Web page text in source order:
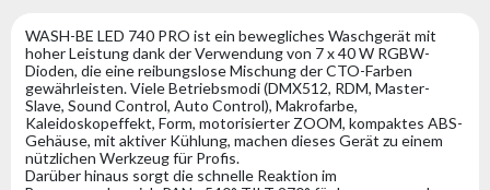
WASH-BE LED 740 PRO ist ein bewegliches Waschgerät mit
hoher Leistung dank der Verwendung von 7 x 40 W RGBW-
Dioden, die eine reibungslose Mischung der CTO-Farben
gewährleisten. Viele Betriebsmodi (DMX512, RDM, Master-
Slave, Sound Control, Auto Control), Makrofarbe,
Kaleidoskopeffekt, Form, motorisierter ZOOM, kompaktes ABS-
Gehäuse, mit aktiver Kühlung, machen dieses Gerät zu einem
nützlichen Werkzeug für Profis.
Darüber hinaus sorgt die schnelle Reaktion im